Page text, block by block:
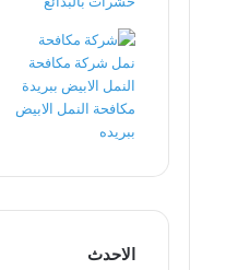
الاحدث